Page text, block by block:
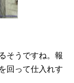
そうですね。報
回って仕入れす